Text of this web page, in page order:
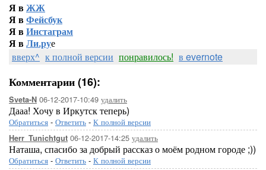
Я вЖЖ
Я вФейсбук
Я вИнстаграм
Я вЛи.руе
вверх^ к полной версии понравилось! в evernote
Комментарии (16):
Sveta-N 06-12-2017-10:49 удалить
Дааа! Хочу в Иркутск теперь)
Обратиться - Ответить - К полной версии
Herr_Tunichtgut 06-12-2017-14:25 удалить
Наташа, спасибо за добрый рассказ о моём родном городе ;))
Обратиться - Ответить - К полной версии